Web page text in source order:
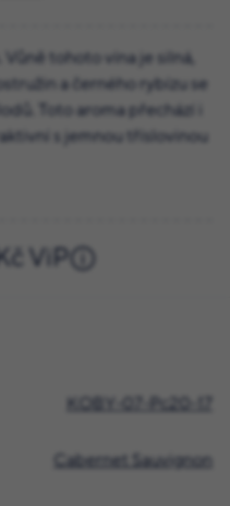
tohoto vína je silná,
a černého rybízu se
Toto aroma přechází i
s jemnou tříslovinou
ViP
KOBY-07-Pc20-17
Cabernet Sauvignon